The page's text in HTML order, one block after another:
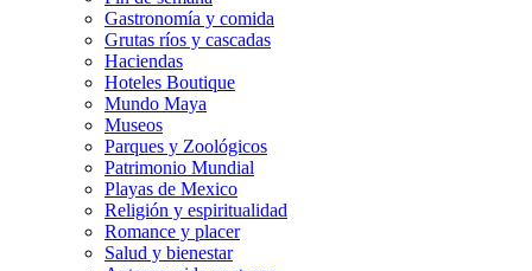
Gastronomía y comida
Grutas ríos y cascadas
Haciendas
Hoteles Boutique
Mundo Maya
Museos
Parques y Zoológicos
Patrimonio Mundial
Playas de Mexico
Religión y espiritualidad
Romance y placer
Salud y bienestar